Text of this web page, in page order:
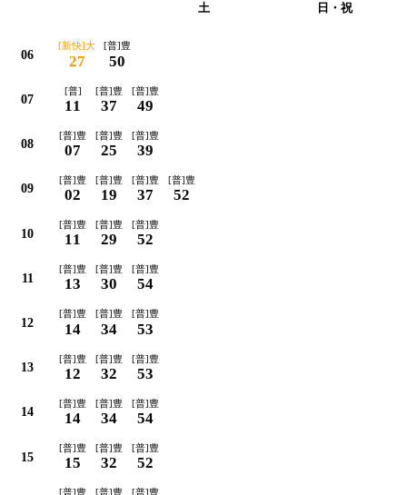
土 日・祝
06
[新快]大
27
[普]豊
50
07
[普]
11
[普]豊
37
[普]豊
49
08
[普]豊
07
[普]豊
25
[普]豊
39
09
[普]豊
02
[普]豊
19
[普]豊
37
[普]豊
52
10
[普]豊
11
[普]豊
29
[普]豊
52
11
[普]豊
13
[普]豊
30
[普]豊
54
12
[普]豊
14
[普]豊
34
[普]豊
53
13
[普]豊
12
[普]豊
32
[普]豊
53
14
[普]豊
14
[普]豊
34
[普]豊
54
15
[普]豊
15
[普]豊
32
[普]豊
52
[普]豊 [普]豊 [普]豊